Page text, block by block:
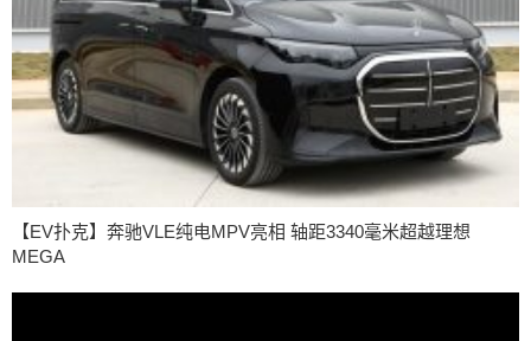
【EV扑克】奔驰VLE纯电MPV亮相 轴距3340毫米超越理想
MEGA